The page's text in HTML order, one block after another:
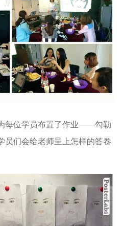
每位学员布置了作业——勾勒
员们会给老师呈上怎样的答卷